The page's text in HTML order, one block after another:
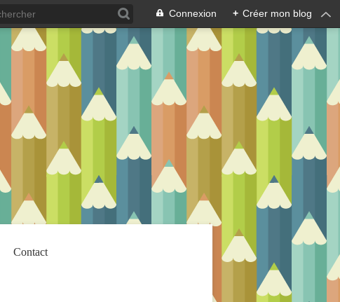
Connexion + Créer mon blog
Contact